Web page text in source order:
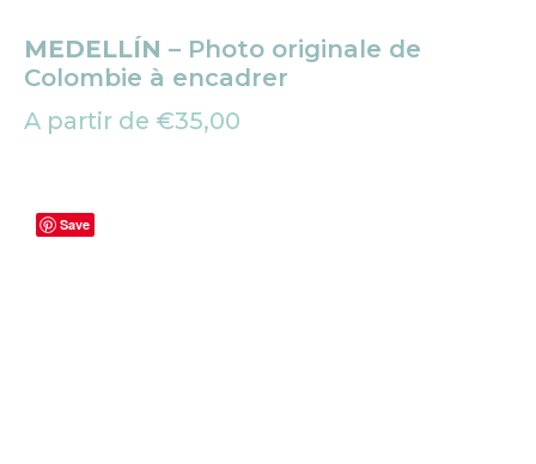
MEDELLÍN – Photo originale de
Colombie à encadrer
A partir de €35,00
Save